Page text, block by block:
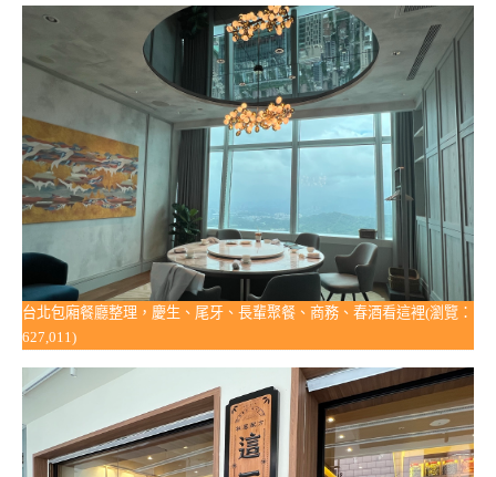
台北包廂餐廳整理，慶生、尾牙、長輩聚餐、商務、春酒看這裡(瀏覽：
627,011)